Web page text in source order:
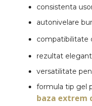
consistenta
autonivelare
compatibilitate
rezultat elegant
versatilitate
formula tip gel
baza extrem